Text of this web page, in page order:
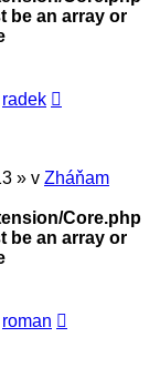
be an array or
radek
» v Zháňam
Core.php
be an array or
roman